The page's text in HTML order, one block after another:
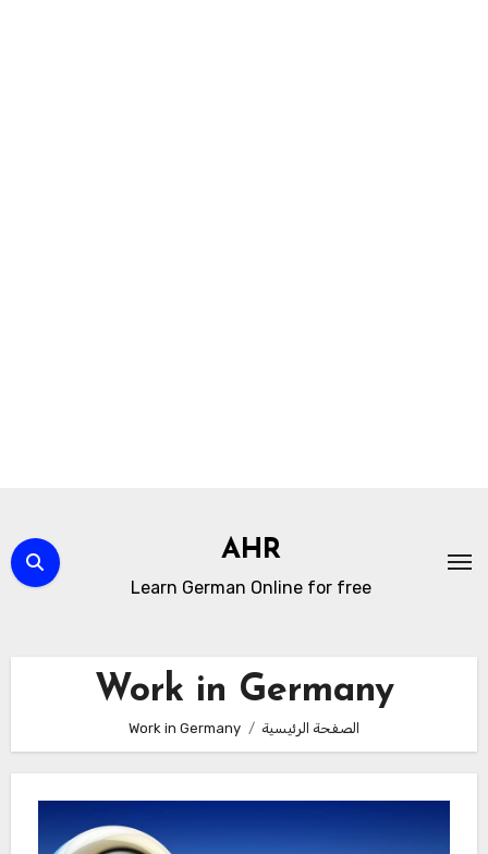
المحتوى
AHR
Learn German Online for free
Work in Germany
الصفحة الرئيسية Work in Germany